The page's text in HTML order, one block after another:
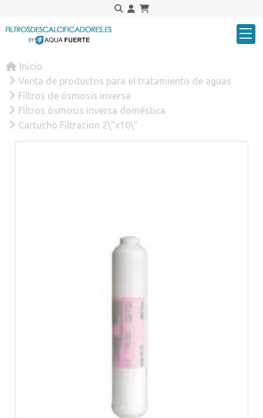
Inicio
Venta de productos para el tratamiento de aguas
Filtros de ósmosis inversa
Filtros ósmosis inversa doméstica
Cartucho Filtracion 2\"x10\"